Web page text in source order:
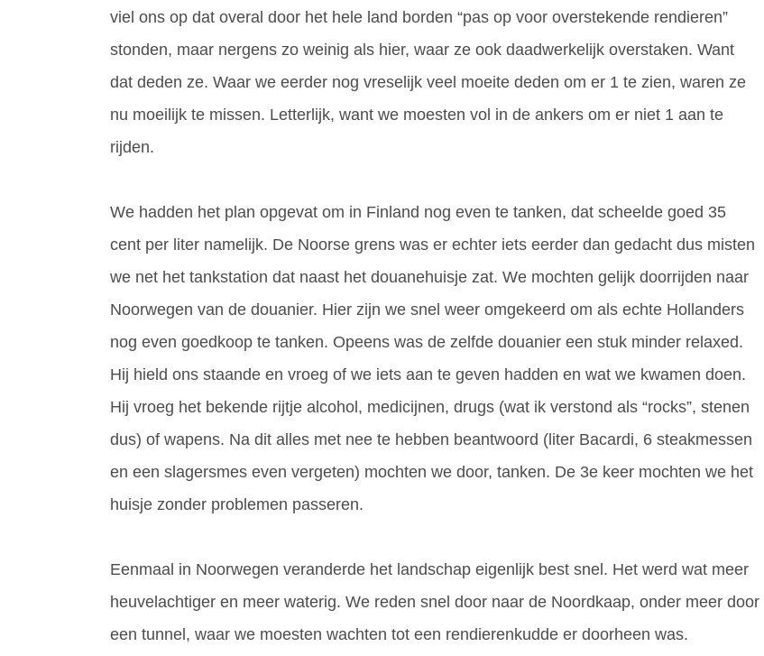
viel ons op dat overal door het hele land borden “pas op voor overstekende rendieren”
stonden, maar nergens zo weinig als hier, waar ze ook daadwerkelijk overstaken. Want
dat deden ze. Waar we eerder nog vreselijk veel moeite deden om er 1 te zien, waren ze
nu moeilijk te missen. Letterlijk, want we moesten vol in de ankers om er niet 1 aan te
rijden.
We hadden het plan opgevat om in Finland nog even te tanken, dat scheelde goed 35
cent per liter namelijk. De Noorse grens was er echter iets eerder dan gedacht dus misten
we net het tankstation dat naast het douanehuisje zat. We mochten gelijk doorrijden naar
Noorwegen van de douanier. Hier zijn we snel weer omgekeerd om als echte Hollanders
nog even goedkoop te tanken. Opeens was de zelfde douanier een stuk minder relaxed.
Hij hield ons staande en vroeg of we iets aan te geven hadden en wat we kwamen doen.
Hij vroeg het bekende rijtje alcohol, medicijnen, drugs (wat ik verstond als “rocks”, stenen
dus) of wapens. Na dit alles met nee te hebben beantwoord (liter Bacardi, 6 steakmessen
en een slagersmes even vergeten) mochten we door, tanken. De 3e keer mochten we het
huisje zonder problemen passeren.
Eenmaal in Noorwegen veranderde het landschap eigenlijk best snel. Het werd wat meer
heuvelachtiger en meer waterig. We reden snel door naar de Noordkaap, onder meer door
een tunnel, waar we moesten wachten tot een rendierenkudde er doorheen was.